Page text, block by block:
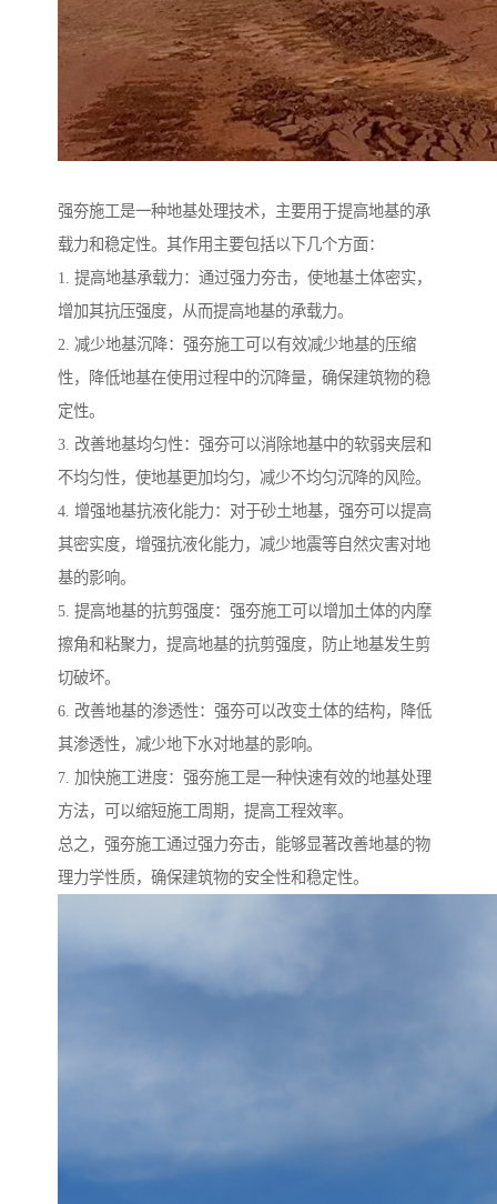
强夯施工是一种地基处理技术，主要用于提高地基的承
载力和稳定性。其作用主要包括以下几个方面：
1. 提高地基承载力：通过强力夯击，使地基土体密实，
增加其抗压强度，从而提高地基的承载力。
2. 减少地基沉降：强夯施工可以有效减少地基的压缩
性，降低地基在使用过程中的沉降量，确保建筑物的稳
定性。
3. 改善地基均匀性：强夯可以消除地基中的软弱夹层和
不均匀性，使地基更加均匀，减少不均匀沉降的风险。
4. 增强地基抗液化能力：对于砂土地基，强夯可以提高
其密实度，增强抗液化能力，减少地震等自然灾害对地
基的影响。
5. 提高地基的抗剪强度：强夯施工可以增加土体的内摩
擦角和粘聚力，提高地基的抗剪强度，防止地基发生剪
切破坏。
6. 改善地基的渗透性：强夯可以改变土体的结构，降低
其渗透性，减少地下水对地基的影响。
7. 加快施工进度：强夯施工是一种快速有效的地基处理
方法，可以缩短施工周期，提高工程效率。
总之，强夯施工通过强力夯击，能够显著改善地基的物
理力学性质，确保建筑物的安全性和稳定性。